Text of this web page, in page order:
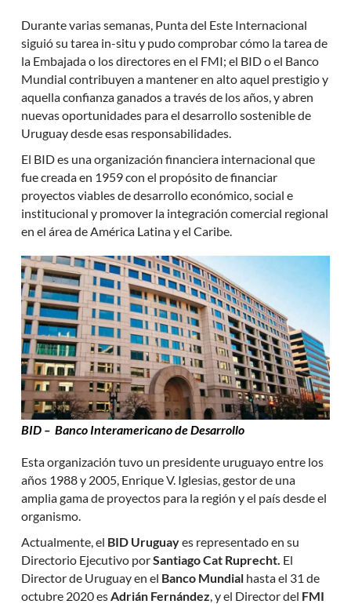
Durante varias semanas, Punta del Este Internacional
siguió su tarea in-situ y pudo comprobar cómo la tarea de
la Embajada o los directores en el FMI; el BID o el Banco
Mundial contribuyen a mantener en alto aquel prestigio y
aquella confianza ganados a través de los años, y abren
nuevas oportunidades para el desarrollo sostenible de
Uruguay desde esas responsabilidades.
El BID es una organización financiera internacional que
fue creada en 1959 con el propósito de financiar
proyectos viables de desarrollo económico, social e
institucional y promover la integración comercial regional
en el área de América Latina y el Caribe.
BID – Banco Interamericano de Desarrollo
Esta organización tuvo un presidente uruguayo entre los
años 1988 y 2005, Enrique V. Iglesias, gestor de una
amplia gama de proyectos para la región y el país desde el
organismo.
Actualmente, el BID Uruguayes representado en su
Directorio Ejecutivo porSantiago Cat Ruprecht. El
Director de Uruguay en el Banco Mundial hasta el 31 de
octubre 2020 es Adrián Fernández , y el Director del FMI